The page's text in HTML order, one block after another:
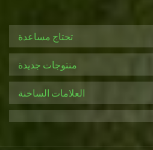
تحتاج مساعدة
منتوجات جديدة
العلامات الساخنة